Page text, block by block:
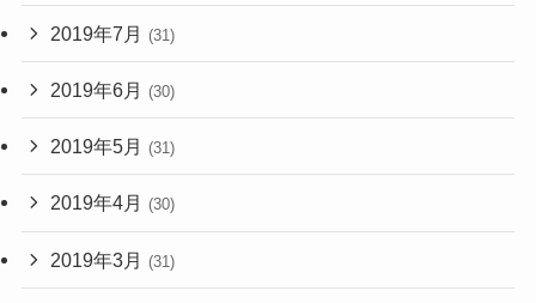
2019年7月 (31)
2019年6月 (30)
2019年5月 (31)
2019年4月 (30)
2019年3月 (31)